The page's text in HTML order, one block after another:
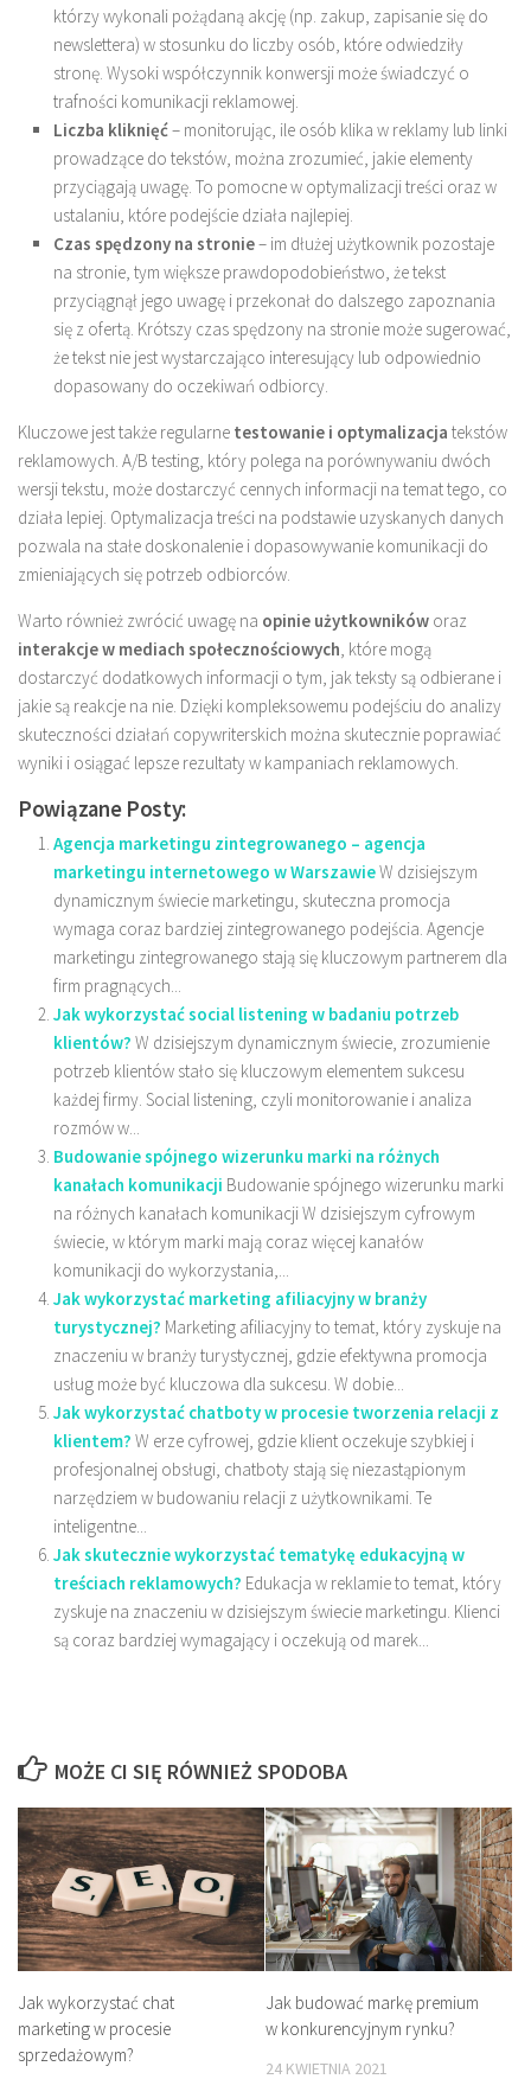
którzy wykonali pożądaną akcję (np. zakup, zapisanie się do
newslettera) w stosunku do liczby osób, które odwiedziły
stronę. Wysoki współczynnik konwersji może świadczyć o
trafności komunikacji reklamowej.
Liczba kliknięć– monitorując, ile osób klika w reklamy lub linki
prowadzące do tekstów, można zrozumieć, jakie elementy
przyciągają uwagę. To pomocne w optymalizacji treści oraz w
ustalaniu, które podejście działa najlepiej.
Czas spędzony na stronie– im dłużej użytkownik pozostaje
na stronie, tym większe prawdopodobieństwo, że tekst
przyciągnął jego uwagę i przekonał do dalszego zapoznania
się z ofertą. Krótszy czas spędzony na stronie może sugerować,
że tekst nie jest wystarczająco interesujący lub odpowiednio
dopasowany do oczekiwań odbiorcy.
Kluczowe jest także regularne testowanie i optymalizacja tekstów
reklamowych. A/B testing, który polega na porównywaniu dwóch
wersji tekstu, może dostarczyć cennych informacji na temat tego, co
działa lepiej. Optymalizacja treści na podstawie uzyskanych danych
pozwala na stałe doskonalenie i dopasowywanie komunikacji do
zmieniających się potrzeb odbiorców.
Warto również zwrócić uwagę na opinie użytkowników oraz
interakcje w mediach społecznościowych , które mogą
dostarczyć dodatkowych informacji o tym, jak teksty są odbierane i
jakie są reakcje na nie. Dzięki kompleksowemu podejściu do analizy
skuteczności działań copywriterskich można skutecznie poprawiać
wyniki i osiągać lepsze rezultaty w kampaniach reklamowych.
Powiązane Posty:
Agencja marketingu zintegrowanego – agencja
marketingu internetowego w WarszawieW dzisiejszym
dynamicznym świecie marketingu, skuteczna promocja
wymaga coraz bardziej zintegrowanego podejścia. Agencje
marketingu zintegrowanego stają się kluczowym partnerem dla
firm pragnących...
Jak wykorzystać social listening w badaniu potrzeb
klientów? W dzisiejszym dynamicznym świecie, zrozumienie
potrzeb klientów stało się kluczowym elementem sukcesu
każdej firmy. Social listening, czyli monitorowanie i analiza
rozmów w...
Budowanie spójnego wizerunku marki na różnych
kanałach komunikacji Budowanie spójnego wizerunku marki
na różnych kanałach komunikacji W dzisiejszym cyfrowym
świecie, w którym marki mają coraz więcej kanałów
komunikacji do wykorzystania,...
Jak wykorzystać marketing afiliacyjny w branży
turystycznej? Marketing afiliacyjny to temat, który zyskuje na
znaczeniu w branży turystycznej, gdzie efektywna promocja
usług może być kluczowa dla sukcesu. W dobie...
Jak wykorzystać chatboty w procesie tworzenia relacji z
klientem? W erze cyfrowej, gdzie klient oczekuje szybkiej i
profesjonalnej obsługi, chatboty stają się niezastąpionym
narzędziem w budowaniu relacji z użytkownikami. Te
inteligentne...
Jak skutecznie wykorzystać tematykę edukacyjną w
treściach reklamowych? Edukacja w reklamie to temat, który
zyskuje na znaczeniu w dzisiejszym świecie marketingu. Klienci
są coraz bardziej wymagający i oczekują od marek...
MOŻE CI SIĘ RÓWNIEŻ SPODOBA
Jak wykorzystać chat
marketing w procesie
sprzedażowym?
Jak budować markę premium
w konkurencyjnym rynku?
24 KWIETNIA 2021